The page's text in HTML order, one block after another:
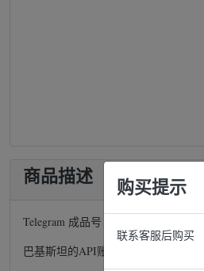
商品描述
Telegram 成品号
巴基斯坦的API账号，已进行适当的
购买提示
联系客服后购买